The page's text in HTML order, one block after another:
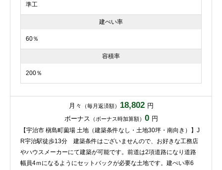
準工
建ぺい率
60％
容積率
200％
月々 （毎月返済額） 18,802 円
ボーナス （ボーナス時加算額） 0 円
【宇治市 槇島町薗場 土地（建築条件なし・土地30坪・南向き）】J
R宇治駅徒歩13分 建築条件はございませんので、お好きな工務店
やハウスメーカーにて建築が可能です。前道は2項道路になり道路
幅員4ｍになるようにセットバックが必要な土地です。建ぺい率6